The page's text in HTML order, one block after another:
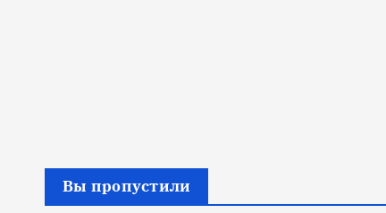
Вы пропустили